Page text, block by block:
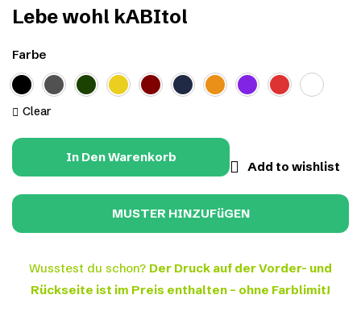
Lebe wohl kABItol
Farbe
Clear
In Den Warenkorb
Add to wishlist
Wusstest du schon? Der Druck auf der Vorder- und
Rückseite ist im Preis enthalten – ohne Farblimit!